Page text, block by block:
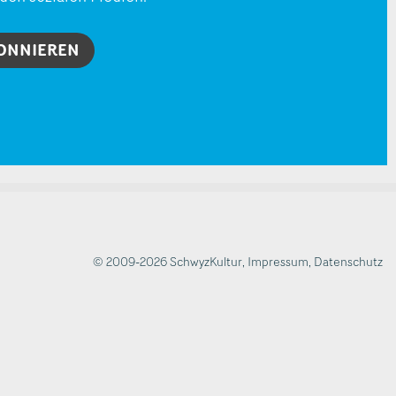
© 2009-2026 SchwyzKultur, Impressum, Datenschutz